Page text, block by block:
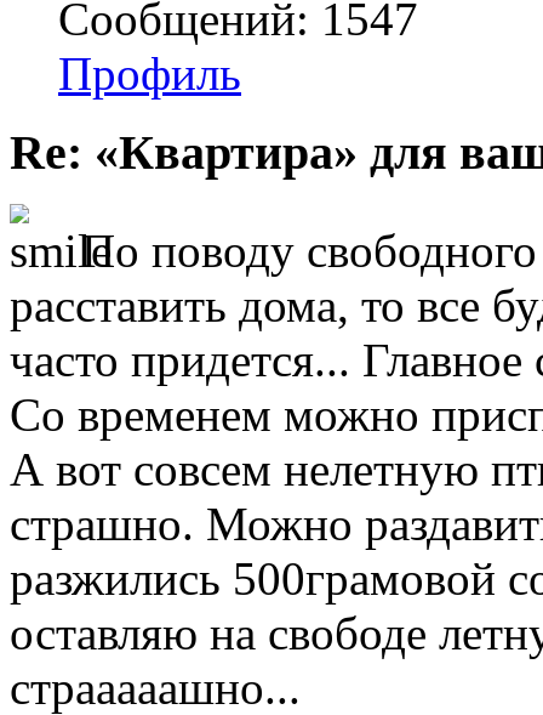
Сообщений: 1547
Профиль
Re: «Квартира» для
По поводу свободного
расставить дома, то все
часто придется...
Со временем можно
А вот совсем нелетную
страшно. Можно
разжились 500грамовой
оставляю на свободе
страаааашно...